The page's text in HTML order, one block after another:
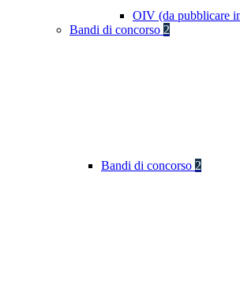
OIV (da pubblicare
Bandi di concorso 2
Bandi di concorso 2